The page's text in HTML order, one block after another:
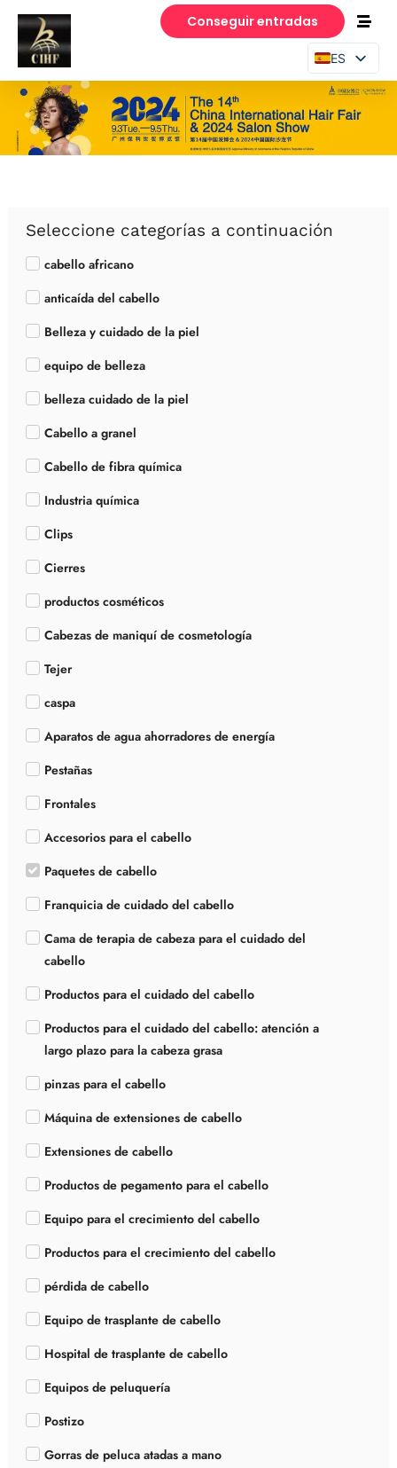
Conseguir entradas
ES
EN
PT
Seleccione categorías a continuación
cabello africano
anticaída del cabello
Belleza y cuidado de la piel
equipo de belleza
belleza cuidado de la piel
Cabello a granel
Cabello de fibra química
Industria química
Clips
Cierres
productos cosméticos
Cabezas de maniquí de cosmetología
Tejer
caspa
Aparatos de agua ahorradores de energía
Pestañas
Frontales
Accesorios para el cabello
Paquetes de cabello
Franquicia de cuidado del cabello
Cama de terapia de cabeza para el cuidado del
cabello
Productos para el cuidado del cabello
Productos para el cuidado del cabello: atención a
largo plazo para la cabeza grasa
pinzas para el cabello
Máquina de extensiones de cabello
Extensiones de cabello
Productos de pegamento para el cabello
Equipo para el crecimiento del cabello
Productos para el crecimiento del cabello
pérdida de cabello
Equipo de trasplante de cabello
Hospital de trasplante de cabello
Equipos de peluquería
Postizo
Gorras de peluca atadas a mano